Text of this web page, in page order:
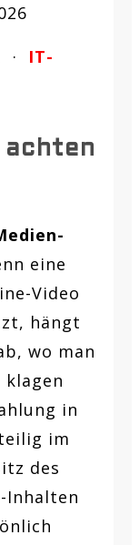
· IT-
achten
eine
Video
hängt
wo man
klagen
in
im
des
Inhalten